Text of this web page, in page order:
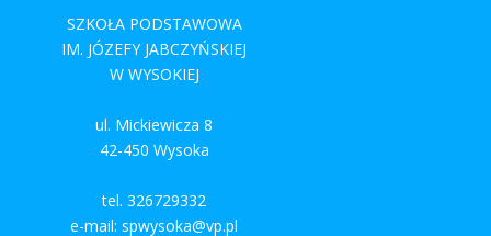
SZKOŁA PODSTAWOWA
IM. JÓZEFY JABCZYŃSKIEJ
W WYSOKIEJ
ul. Mickiewicza 8
42-450 Wysoka
tel. 326729332
e-mail: spwysoka@vp.pl